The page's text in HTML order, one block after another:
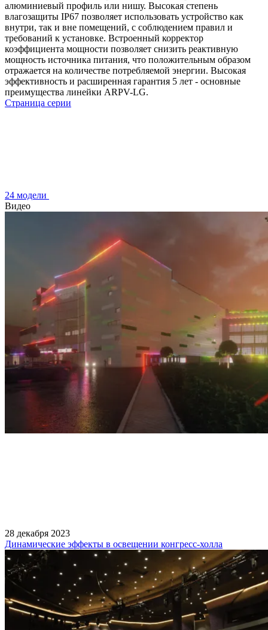
алюминиевый профиль или нишу. Высокая степень
влагозащиты IP67 позволяет использовать устройство как
внутри, так и вне помещений, с соблюдением правил и
требований к установке. Встроенный корректор
коэффициента мощности позволяет снизить реактивную
мощность источника питания, что положительным образом
отражается на количестве потребляемой энергии. Высокая
эффективность и расширенная гарантия 5 лет - основные
преимущества линейки ARPV-LG.
Страница серии
24 модели
Видео
28 декабря 2023
Динамические эффекты в освещении конгресс-холла